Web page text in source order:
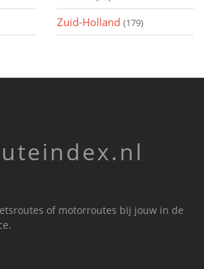
Zuid-Holland (179)
of motorroutes bij jouw in de